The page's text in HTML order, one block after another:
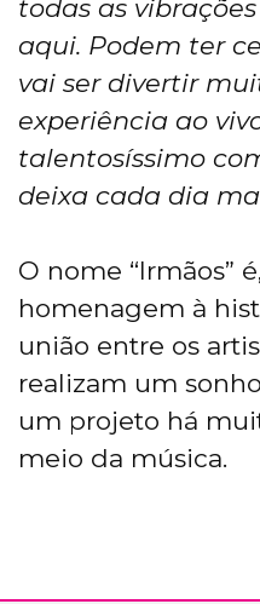
todas as
aqui. Podem ter
vai ser divertir
experiência ao
talentosíssimo
deixa cada dia
O nome “Irmãos”
homenagem à
união entre os
realizam um
um projeto há
meio da música.